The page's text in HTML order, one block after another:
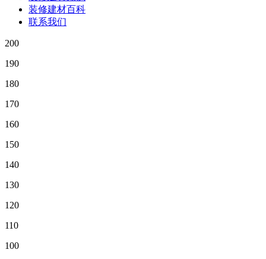
装修建材百科
联系我们
200
190
180
170
160
150
140
130
120
110
100